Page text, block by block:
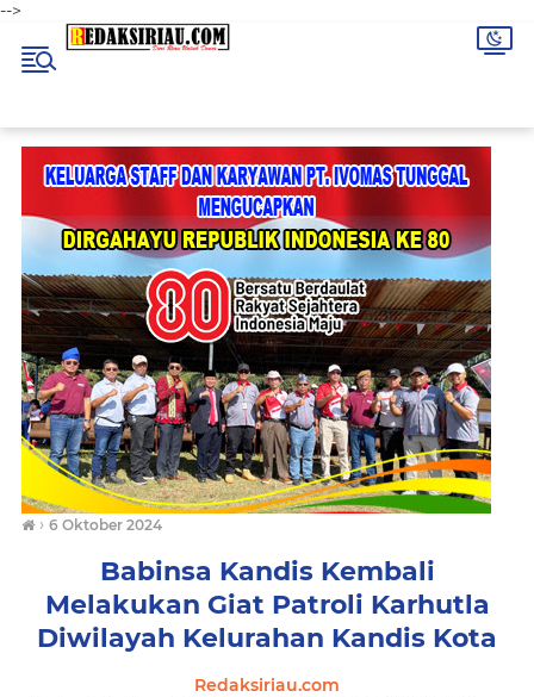
-->
› 6 Oktober 2024
Babinsa Kandis Kembali
Melakukan Giat Patroli Karhutla
Diwilayah Kelurahan Kandis Kota
Redaksiriau.com